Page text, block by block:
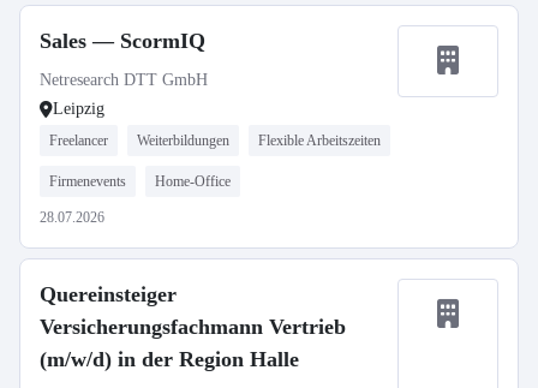
Sales — ScormIQ
Netresearch DTT GmbH
Leipzig
Freelancer Weiterbildungen Flexible Arbeitszeiten
Firmenevents Home-Office
28.07.2026
Quereinsteiger
Versicherungsfachmann Vertrieb
(m/w/d) in der Region Halle